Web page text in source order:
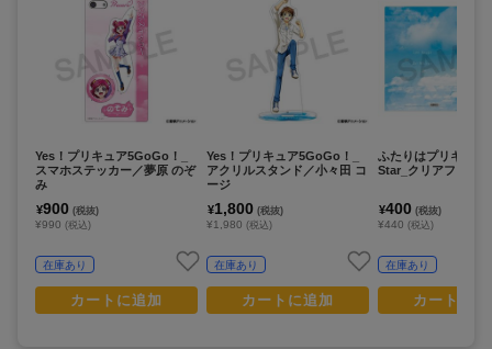
Yes！プリキュア5GoGo！_
スマホステッカー／夢原 のぞ
み
¥900 (税抜)
¥990 (税込)
在庫あり
カートに追加
Yes！プリキュア5GoGo！_
アクリルスタンド／小々田 コ
ージ
¥1,800 (税抜)
¥1,980 (税込)
在庫あり
カートに追加
ふたりはプリキュ
Star_クリアファイ
¥400 (税抜)
¥440 (税込)
在庫あり
カートに